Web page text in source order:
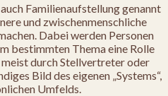
Familienaufstellung genannt
und zwischenmenschliche
Dabei werden Personen
bestimmten Thema eine Rolle
durch Stellvertreter oder
Bild des eigenen „Systems“,
Umfelds.